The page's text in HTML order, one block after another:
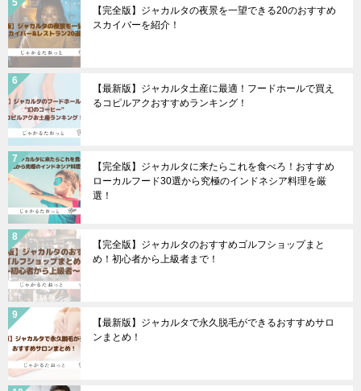
【完全版】ジャカルタの夜景を一望できる20のおすすめ
スカイバーを紹介！
【最新版】ジャカルタ土産に最適！フードホールで買え
るコピルアクおすすめランキング！
【完全版】ジャカルタに来たらこれを食べろ！おすすめ
ローカルフード30選から究極のインドネシア料理を厳
選！
【完全版】ジャカルタのおすすめゴルフショップまと
め！初心者から上級者まで！
【最新版】ジャカルタで永久脱毛ができるおすすめサロ
ンまとめ！